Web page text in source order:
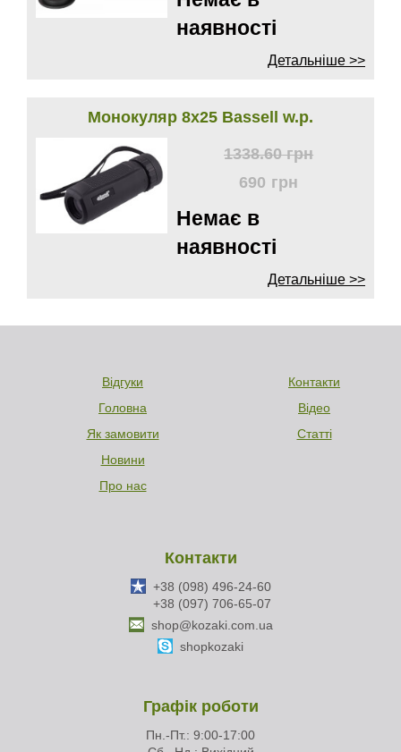
наявності
Детальніше >>
Монокуляр 8х25 Bassell w.p.
1338.60 грн
690 грн
Немає в
наявності
Детальніше >>
Відгуки
Головна
Як замовити
Новини
Про нас
Контакти
Відео
Статті
Графік роботи
Пн.-Пт.: 9:00-17:00
Контакти
+38 (098) 496-24-60
+38 (097) 706-65-07
shop@kozaki.com.ua
shopkozaki